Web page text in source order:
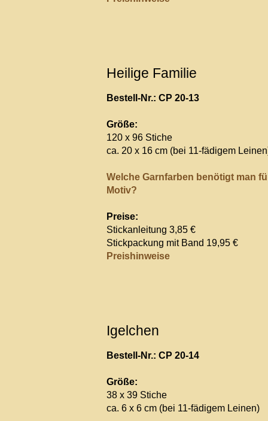
Heilige Familie
Bestell-Nr.: CP 20-13
Größe:
120 x 96 Stiche
ca. 20 x 16 cm (bei 11-fädigem
Welche Garnfarben benötigt man
Motiv?
Preise:
Stickanleitung 3,85 €
Stickpackung mit Band 19,95 €
Preishinweise
Igelchen
Bestell-Nr.: CP 20-14
Größe:
38 x 39 Stiche
ca. 6 x 6 cm (bei 11-fädigem Leinen)